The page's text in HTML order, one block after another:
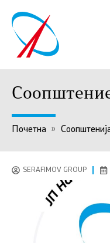
Почетна »
SERAFIMOV GROUP